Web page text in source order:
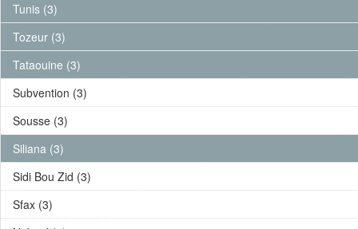
Tunis (3)
Tozeur (3)
Tataouine (3)
Subvention (3)
Sousse (3)
Siliana (3)
Sidi Bou Zid (3)
Sfax (3)